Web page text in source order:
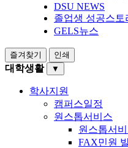
DSU NEWS
졸업생 성공스토
GELS뉴스
즐겨찾기 인쇄
대학생활 ▼
학사지원
캠퍼스일정
원스톱서비스
원스톱서
FAX민원